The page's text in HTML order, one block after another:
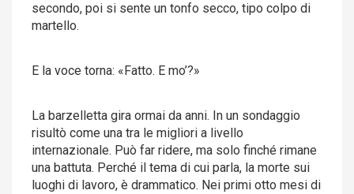
secondo, poi si sente un tonfo secco, tipo colpo di
martello.
E la voce torna: «Fatto. E mo’?»
La barzelletta gira ormai da anni. In un sondaggio
risultò come una tra le migliori a livello
internazionale. Può far ridere, ma solo finché rimane
una battuta. Perché il tema di cui parla, la morte sui
luoghi di lavoro, è drammatico. Nei primi otto mesi di